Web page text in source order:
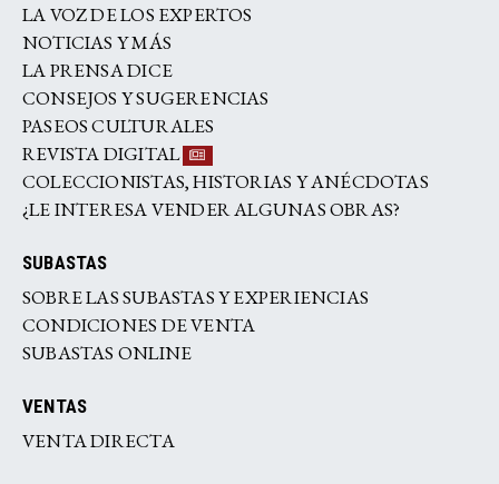
LA VOZ DE LOS EXPERTOS
NOTICIAS Y MÁS
LA PRENSA DICE
CONSEJOS Y SUGERENCIAS
PASEOS CULTURALES
REVISTA DIGITAL
COLECCIONISTAS, HISTORIAS Y ANÉCDOTAS
¿LE INTERESA VENDER ALGUNAS OBRAS?
SUBASTAS
SOBRE LAS SUBASTAS Y EXPERIENCIAS
CONDICIONES DE VENTA
SUBASTAS ONLINE
VENTAS
VENTA DIRECTA